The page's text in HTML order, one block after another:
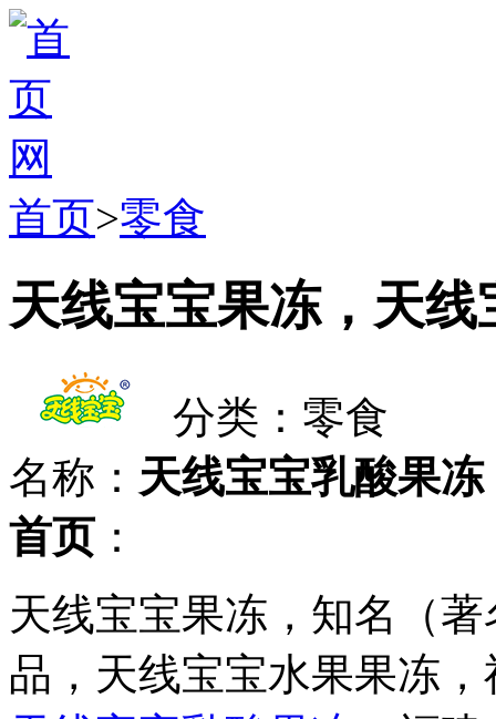
首页>零食
天线宝宝果冻，天
分类：零食
名称： 天线宝宝乳酸果冻
首页 ：
天线宝宝果冻，知名（
品，天线宝宝水果果冻